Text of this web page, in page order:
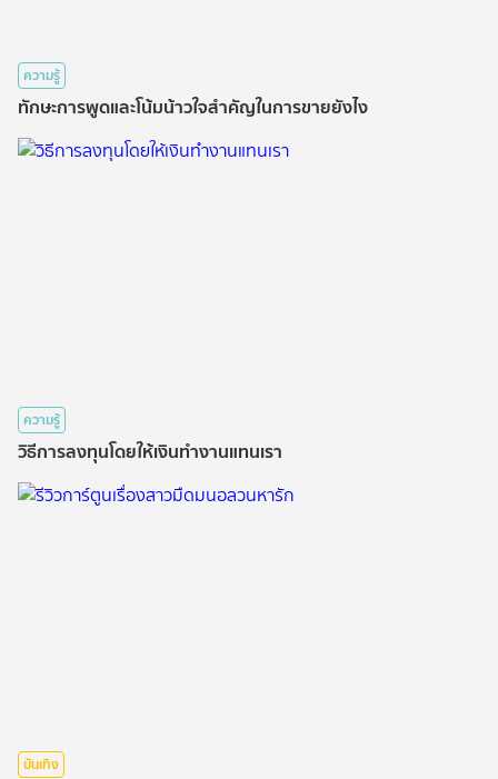
ความรู้
ทักษะการพูดและโน้มน้าวใจสำคัญในการขายยังไง
ความรู้
วิธีการลงทุนโดยให้เงินทำงานแทนเรา
บันเทิง